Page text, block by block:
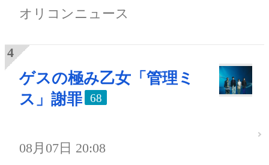
オリコンニュース
ゲスの極み乙女「管理ミ
ス」謝罪
68
08月07日 20:08